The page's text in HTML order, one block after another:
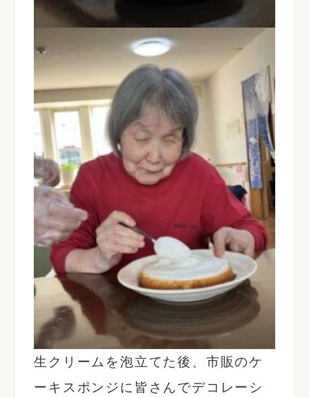
生クリームを泡立てた後、市販のケ
ーキスポンジに皆さんでデコレーシ